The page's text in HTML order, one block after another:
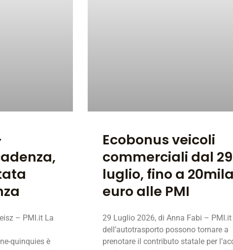
– PMI.it La
quinquies è
Ecobonus veicoli
commerciali dal 29
luglio, fino a 20mila
euro alle PMI
29 Luglio 2026, di Anna Fabi – PMI.it
dell’autotrasporto possono tornare a
prenotare il contributo statale per